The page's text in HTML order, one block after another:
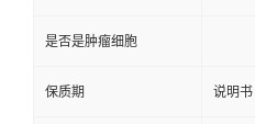
是否是肿瘤细胞
保质期 说明书